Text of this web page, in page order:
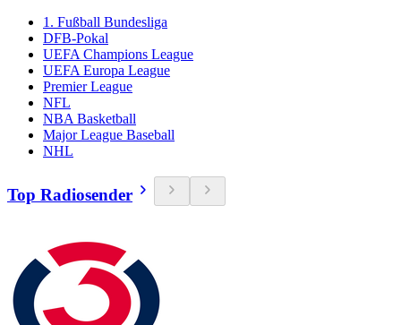
1. Fußball Bundesliga
DFB-Pokal
UEFA Champions League
UEFA Europa League
Premier League
NFL
NBA Basketball
Major League Baseball
NHL
Top Radiosender